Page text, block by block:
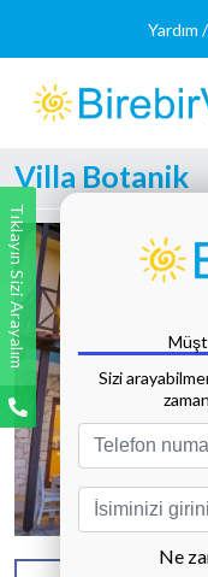
Villa Botanik
Tıklayın Sizi Arayalım
Sizi
Ne